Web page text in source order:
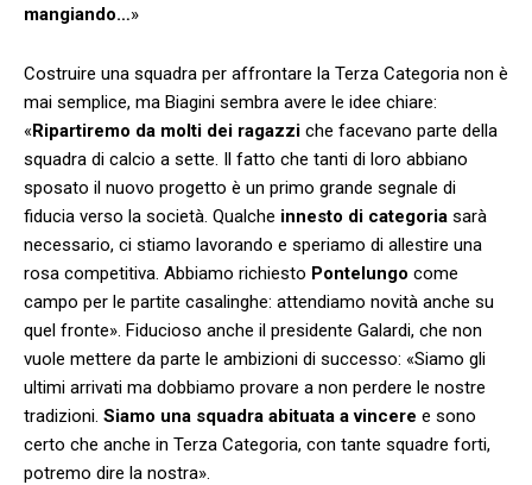
mangiando…»
Costruire una squadra per affrontare la Terza Categoria non è
mai semplice, ma Biagini sembra avere le idee chiare:
«Ripartiremo da molti dei ragazzi che facevano parte della
squadra di calcio a sette. Il fatto che tanti di loro abbiano
sposato il nuovo progetto è un primo grande segnale di
fiducia verso la società. Qualche innesto di categoria sarà
necessario, ci stiamo lavorando e speriamo di allestire una
rosa competitiva. Abbiamo richiesto Pontelungo come
campo per le partite casalinghe: attendiamo novità anche su
quel fronte». Fiducioso anche il presidente Galardi, che non
vuole mettere da parte le ambizioni di successo: «Siamo gli
ultimi arrivati ma dobbiamo provare a non perdere le nostre
tradizioni. Siamo una squadra abituata a vincere e sono
certo che anche in Terza Categoria, con tante squadre forti,
potremo dire la nostra».